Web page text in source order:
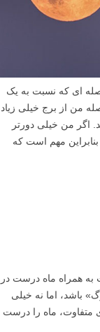
ای که نسبت به یک
من از برج خیلی زیاد
اگر من خیلی دورتر
مهم است که
همراه ماه درست در
باشد، اما نه خیلی
متفاوت، ماه را درست